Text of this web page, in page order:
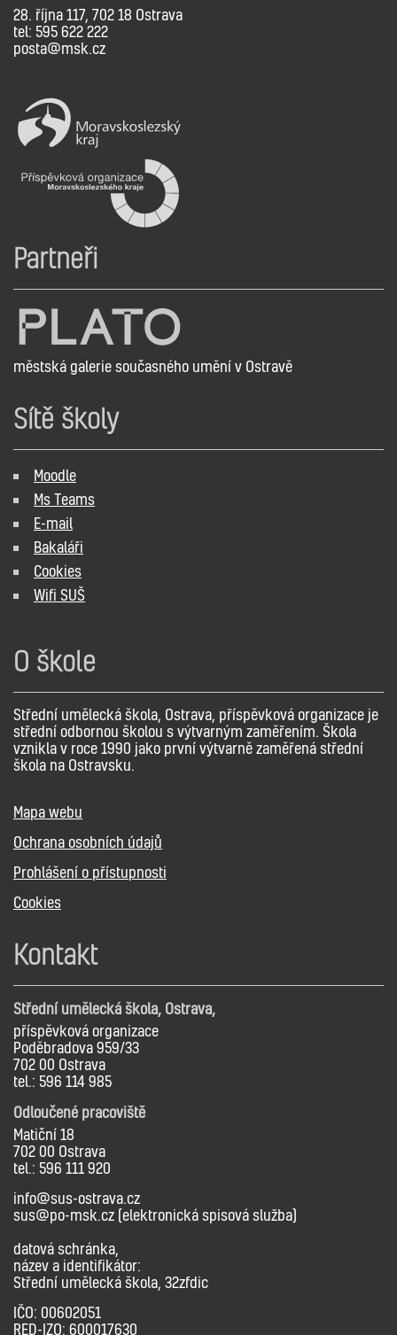
28. října 117, 702 18 Ostrava
tel: 595 622 222
posta@msk.cz
Partneři
městská galerie současného umění v Ostravě
Sítě školy
Moodle
Ms Teams
E-mail
Bakaláři
Cookies
Wifi SUŠ
O škole
Střední umělecká škola, Ostrava, příspěvková organizace je
střední odbornou školou s výtvarným zaměřením. Škola
vznikla v roce 1990 jako první výtvarně zaměřená střední
škola na Ostravsku.
Mapa webu
Ochrana osobních údajů
Prohlášení o přístupnosti
Cookies
Kontakt
Střední umělecká škola, Ostrava,
příspěvková organizace
Poděbradova 959/33
702 00 Ostrava
tel.: 596 114 985
Odloučené pracoviště
Matiční 18
702 00 Ostrava
tel.: 596 111 920
info@sus-ostrava.cz
sus@po-msk.cz (elektronická spisová služba)
datová schránka,
název a identifikátor:
Střední umělecká škola, 32zfdic
IČO: 00602051
RED-IZO: 600017630